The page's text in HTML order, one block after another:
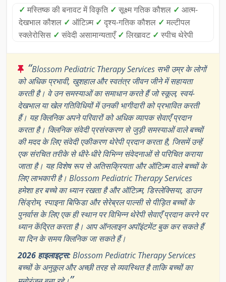
✓ मस्तिष्क की बनावट में विकृति ✓ सूक्ष्म गतिक कौशल ✓ आत्म-
देखभाल कौशल ✓ ऑटिज़्म ✓ दृश्य-गतिक कौशल ✓ मल्टीपल
स्क्लेरोसिस ✓ संवेदी असामान्यताएँ✓ लिखावट ✓ स्पीच थेरेपी
“Blossom Pediatric Therapy Services सभी उम्र के लोगों
को अधिक प्रभावी, खुशहाल और स्वतंत्र जीवन जीने में सहायता
करती है। वे उन समस्याओं का समाधान करते हैं जो स्कूल, स्वयं-
देखभाल या खेल गतिविधियों में उनकी भागीदारी को प्रभावित करती
हैं। यह क्लिनिक अपने परिवारों को अधिक व्यापक सेवाएँ प्रदान
करता है। क्लिनिक संवेदी प्रसंस्करण से जुड़ी समस्याओं वाले बच्चों
की मदद के लिए संवेदी एकीकरण थेरेपी प्रदान करता है, जिसमें उन्हें
एक संरचित तरीके से धीरे-धीरे विभिन्न संवेदनाओं से परिचित कराया
जाता है। यह विशेष रूप से अतिसक्रियता और ऑटिज़्म वाले बच्चों के
लिए लाभकारी है। Blossom Pediatric Therapy Services
हमेशा हर बच्चे का ध्यान रखता है और ऑटिज़्म, डिस्लेक्सिया, डाउन
सिंड्रोम, स्पाइना बिफिडा और सेरेब्रल पाल्सी से पीड़ित बच्चों के
पुनर्वास के लिए एक ही स्थान पर विभिन्न थेरेपी सेवाएँ प्रदान करने पर
ध्यान केंद्रित करता है। आप ऑनलाइन अपॉइंटमेंट बुक कर सकते हैं
या दिन के समय क्लिनिक जा सकते हैं।
2026 हाइलाइट्स:Blossom Pediatric Therapy Services
बच्चों के अनुकूल और अच्छी तरह से व्यवस्थित है ताकि बच्चों का